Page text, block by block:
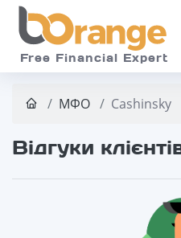
Skip to main
Free Financial Expert
МФО Cashinsky
Відгуки